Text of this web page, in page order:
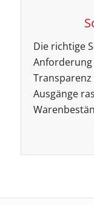
Die richtige
Anforderung
Ausgänge